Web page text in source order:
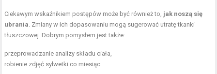
Ciekawym wskaźnikiem postępów może być również to, jak noszą się
ubrania. Zmiany w ich dopasowaniu mogą sugerować utratę tkanki
tłuszczowej. Dobrym pomysłem jest także:
przeprowadzanie analizy składu ciała,
robienie zdjęć sylwetki co miesiąc.